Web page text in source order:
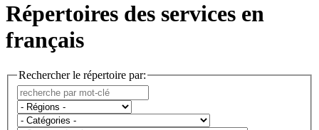
Répertoires des services en
français
Rechercher le répertoire par: